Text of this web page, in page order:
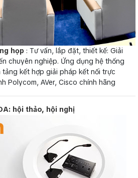
họp : Tư vấn, lắp đặt, thiết kế: Giải
chuyên nghiệp. Ứng dụng hệ thống
tảng kết hợp giải pháp kết nối trực
Polycom, AVer, Cisco chính hãng
hội thảo, hội nghị